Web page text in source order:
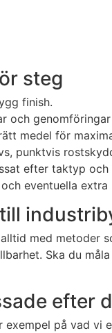
steg
finish.
och genomföringar
medel för
punktvis
efter taktyp
eventuella
med metoder
Ska du
efter
på vad vi